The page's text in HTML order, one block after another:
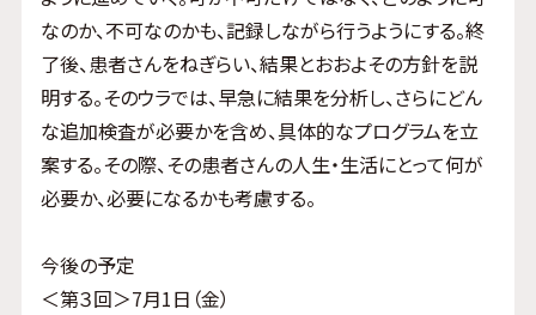
なのか、不可なのかも、記録しながら行うようにする。終
了後、患者さんをねぎらい、結果とおおよその方針を説
明する。そのウラでは、早急に結果を分析し、さらにどん
な追加検査が必要かを含め、具体的なプログラムを立
案する。その際、その患者さんの人生・生活にとって何が
必要か、必要になるかも考慮する。
今後の予定
＜第３回＞7月1日（金）